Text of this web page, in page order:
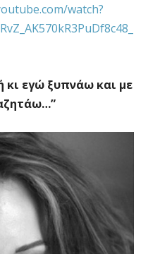
watch?
κι εγώ ξυπνάω και με